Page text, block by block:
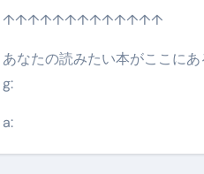
↑↑↑↑↑↑↑↑↑↑↑↑↑
あなたの読みたい本がここにあ
g:
a: